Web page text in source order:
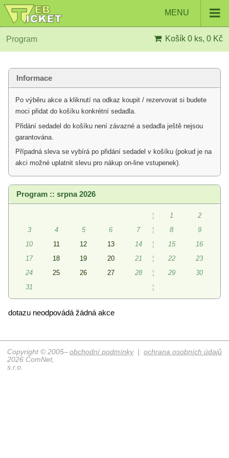
MENU
Program Košík 0 ks, 0 Kč
Informace
Po výběru akce a kliknutí na odkaz koupit / rezervovat si budete
moci přidat do košíku konkrétní sedadla.
Přidání sedadel do košíku není závazné a sedadla ještě nejsou
garantována.
Případná sleva se vybírá po přidání sedadel v košíku (pokud je na
akci možné uplatnit slevu pro nákup on-line vstupenek).
Program :: srpna 2026
¦ 1
2
3
4 5 6 7 ¦ 8
9
10
11 12 13 14 ¦ 15
16
17
18 19 20 21 ¦ 22
23
24
25 26 27 28 ¦ 29
30
31
¦
dotazu neodpovádá žádná akce
obchodní podmínky|ochrana osobních údajů
Copyright © 2005–
2026 ComNet,
s.r.o.